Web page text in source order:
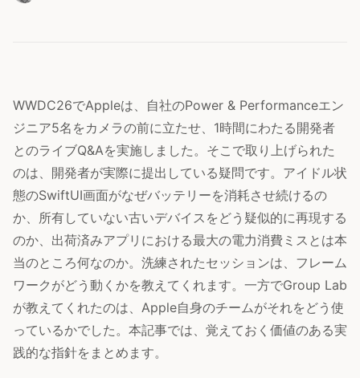
WWDC26でAppleは、自社のPower & Performanceエン
ジニア5名をカメラの前に立たせ、1時間にわたる開発者
とのライブQ&Aを実施しました。そこで取り上げられた
のは、開発者が実際に提出している疑問です。アイドル状
態のSwiftUI画面がなぜバッテリーを消耗させ続けるの
か、所有していない古いデバイスをどう疑似的に再現する
のか、出荷済みアプリにおける最大の電力消費ミスとは本
当のところ何なのか。洗練されたセッションは、フレーム
ワークがどう動くかを教えてくれます。一方でGroup Lab
が教えてくれたのは、Apple自身のチームがそれをどう使
っているかでした。本記事では、覚えておく価値のある実
践的な指針をまとめます。